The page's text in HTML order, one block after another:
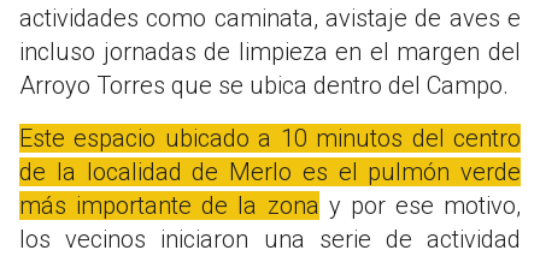
actividades como caminata, avistaje de aves e
incluso jornadas de limpieza en el margen del
Arroyo Torres que se ubica dentro del Campo.
Este espacio ubicado a 10 minutos del centro
de la localidad de Merlo es el pulmón verde
más importante de la zona y por ese motivo,
los vecinos iniciaron una serie de actividad